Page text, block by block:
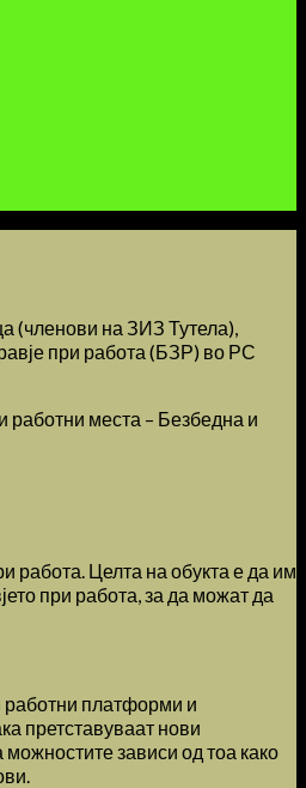
(членови на ЗИЗ Тутела),
при работа (БЗР) во РС
работни места – Безбедна и
работа. Целта на обукта е да им
при работа, за да можат да
работни платформи и
претставуваат нови
зависи од тоа како